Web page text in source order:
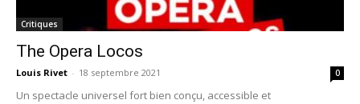
Critiques
The Opera Locos
Louis Rivet - 18 septembre 2021 0
Un spectacle universel fort bien conçu, accessible et